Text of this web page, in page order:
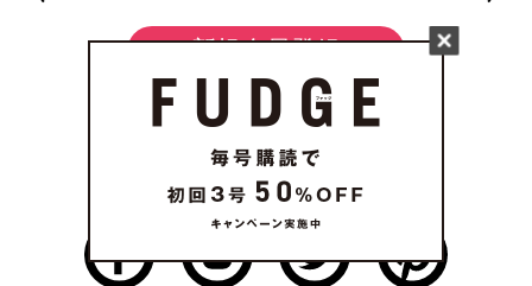
新規会員登録
FOLLOW US
on